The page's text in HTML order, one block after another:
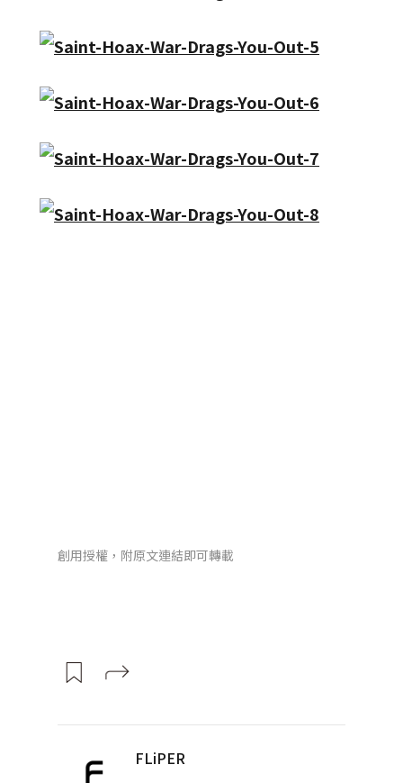
創用授權，附原文連結即可轉載
FLiPER